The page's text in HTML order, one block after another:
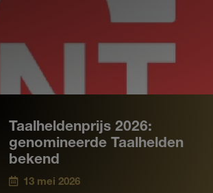
Taalheldenprijs 2026:
genomineerde Taalhelden
bekend
13 mei 2026